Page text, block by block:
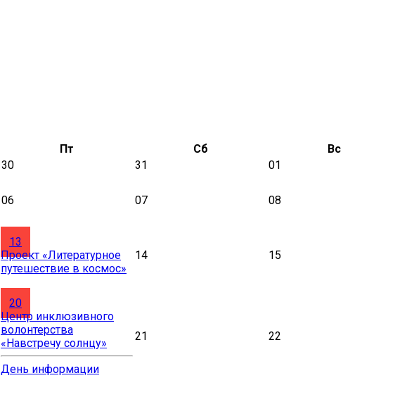
Пт Сб
Вс
30 31
01
06 07 08
13
Проект «Литературное
путешествие в космос»
14 15
20
Центр инклюзивного
волонтерства
«Навстречу солнцу»
День информации
21 22